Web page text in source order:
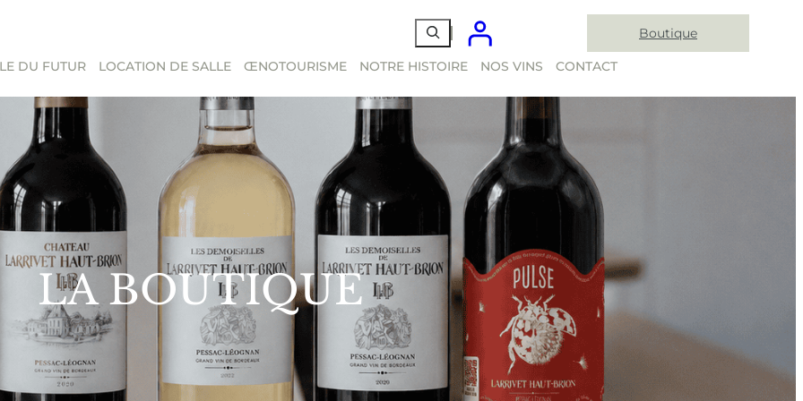
Boutique
DU FUTUR LOCATION DE SALLE ŒNOTOURISME NOTRE HISTOIRE NOS VINS CONTACT
LA BOUTIQUE